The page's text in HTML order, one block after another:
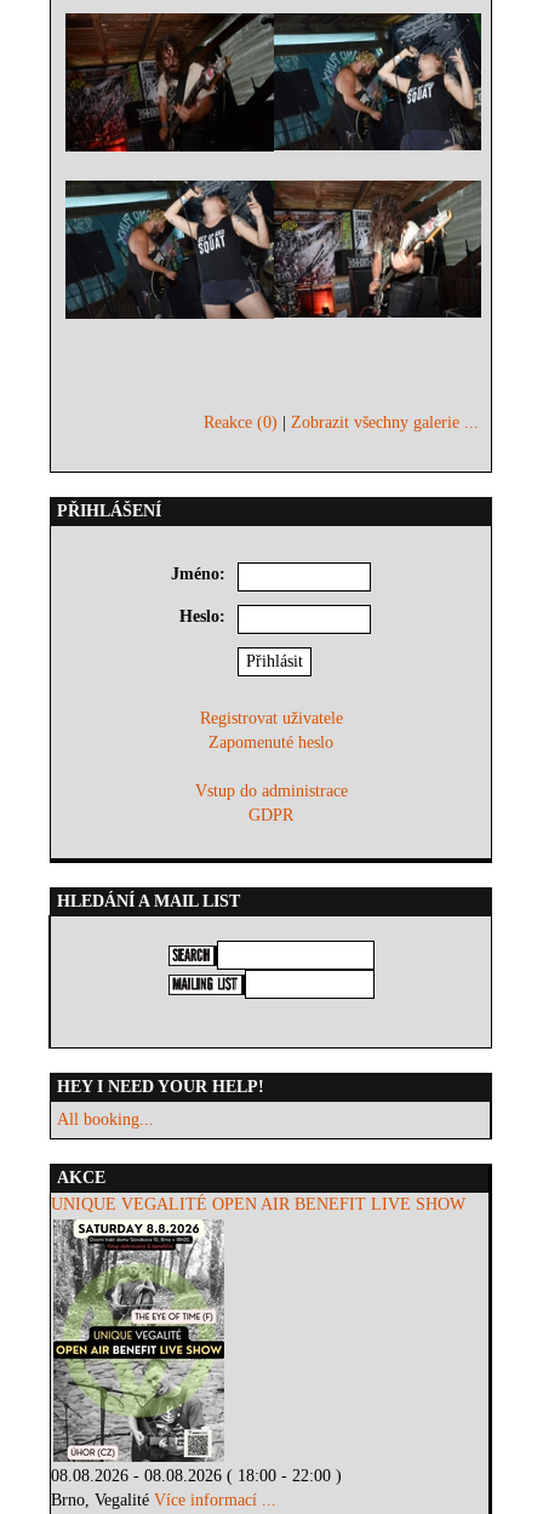
Reakce (0) |Zobrazit všechny galerie ...
PŘIHLÁŠENÍ
Jméno:
Heslo:
Registrovat uživatele
Zapomenuté heslo
Vstup do administrace
GDPR
HLEDÁNÍ A MAIL LIST
HEY I NEED YOUR HELP!
All booking...
AKCE
UNIQUE VEGALITÉ OPEN AIR BENEFIT LIVE SHOW
08.08.2026 - 08.08.2026 ( 18:00 - 22:00 )
Brno, VegalitéVíce informací ...